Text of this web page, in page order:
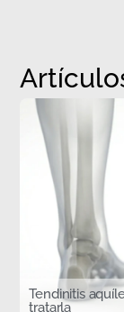
Tendinitis
tratarla